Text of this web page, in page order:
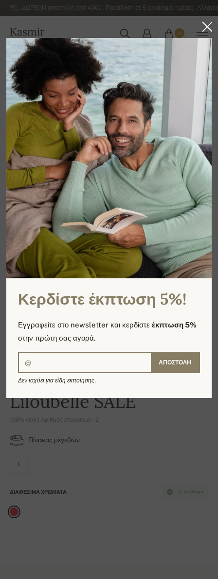
ΔΩΡΕΑΝ αποστολή από 400€ - Παράδοση σε 5 εργάσιμες ημέρες -
Kasmir
ΕΛΛΆΔΑ
0
Αρχική ΓΥΝΑΙΚΕΊΑ ΠΟΥΛΌΒΕΡ
-16%
Liloubelle SALE
100% γιακ | Αριθμός στρώσεων : 2
Πίνακας μεγεθών
L
Σε απόθεμα
ΔΙΑΘΈΣΙΜΑ ΧΡΏΜΑΤΑ
Κερδίστε έκπτωση 5%!
Εγγραφείτε στο newsletter και κερδίστεέκπτωση 5%
στην πρώτη σας αγορά.
ΑΠΟΣΤΟΛΉ
Δεν ισχύει για είδη εκποίησης.